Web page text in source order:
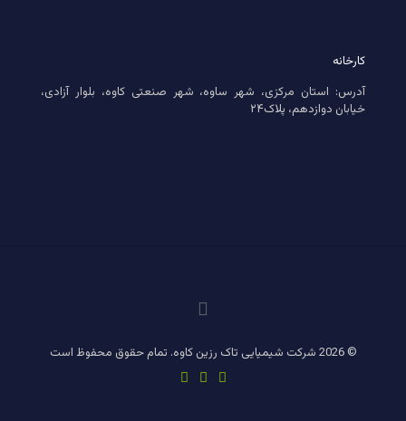
کارخانه
آدرس: استان مرکزی، شهر ساوه، شهر صنعتی کاوه، بلوار آزادی،
خیابان دوازدهم، پلاک۲۴
© 2026 شرکت شیمیایی تاک رزین کاوه. تمام حقوق محفوظ است